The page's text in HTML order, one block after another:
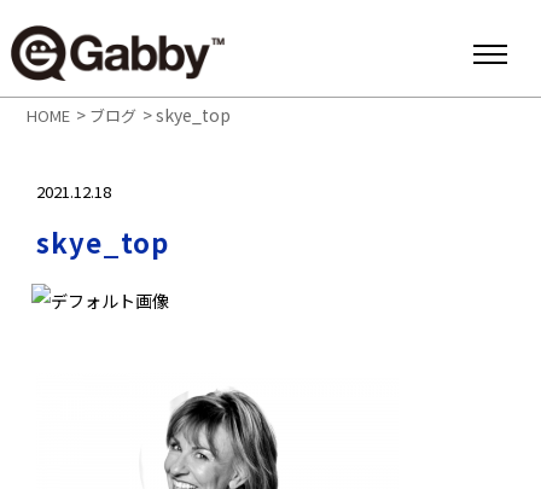
HOME > ブログ >skye_top
2021.12.18
skye_top